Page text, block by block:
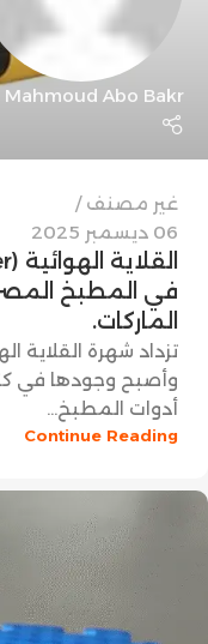
Mahmoud Abo Bakr
غير مصنف
06 ديسمبر 2025
في المطبخ
الماركات.
تزداد شهرة القلاية
وأصبح وجودها في
أدوات المطبخ...
Continue Reading